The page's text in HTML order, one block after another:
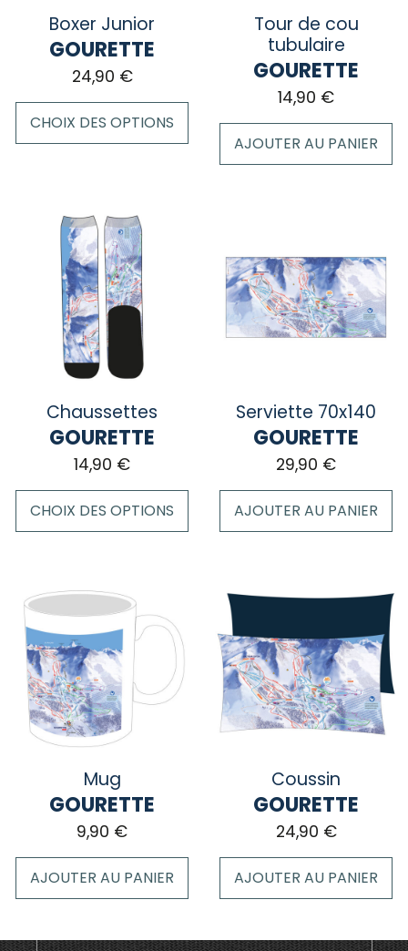
Boxer Junior
GOURETTE
24,90 €
CHOIX DES OPTIONS
plusieurs
variations.
options
peuvent
choisies
Tour de cou
tubulaire
GOURETTE
14,90 €
AJOUTER AU PANIER
Chaussettes
GOURETTE
14,90 €
CHOIX DES OPTIONS
plusieurs
variations.
Les
options
peuvent
être
choisies
produit
Serviette 70x140
GOURETTE
29,90 €
AJOUTER AU PANIER
Mug
GOURETTE
9,90 €
AJOUTER AU PANIER
Coussin
GOURETTE
24,90 €
AJOUTER AU PANIER